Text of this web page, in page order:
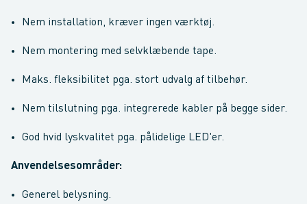
Nem installation, kræver ingen værktøj.
Nem montering med selvklæbende tape.
Maks. fleksibilitet pga. stort udvalg af tilbehør.
Nem tilslutning pga. integrerede kabler på begge sider.
God hvid lyskvalitet pga. pålidelige LED'er.
Anvendelsesområder:
Generel belysning.